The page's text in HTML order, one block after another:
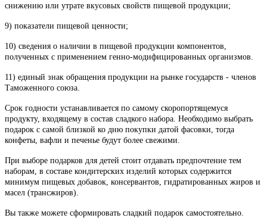
снижению или утрате вкусовых свойств пищевой продукции;
9) показатели пищевой ценности;
10) сведения о наличии в пищевой продукции компонентов,
полученных с применением генно-модифицированных организмов.
11) единый знак обращения продукции на рынке государств - членов
Таможенного союза.
Срок годности устанавливается по самому скоропортящемуся
продукту, входящему в состав сладкого набора. Необходимо выбрать
подарок с самой близкой ко дню покупки датой фасовки, тогда
конфеты, вафли и печенье будут более свежими.
При выборе подарков для детей стоит отдавать предпочтение тем
наборам, в составе кондитерских изделий которых содержится
минимум пищевых добавок, консервантов, гидратированных жиров и
масел (трансжиров).
Вы также можете сформировать сладкий подарок самостоятельно.